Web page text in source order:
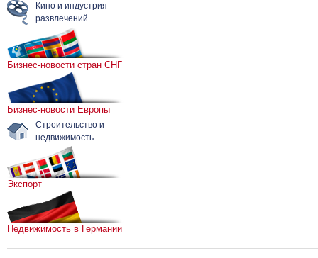
Кино и индустрия
развлечений
Бизнес-новости стран СНГ
Бизнес-новости Европы
Строительство и
недвижимость
Экспорт
Недвижимость в Германии